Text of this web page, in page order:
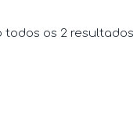
todos os 2 resultados